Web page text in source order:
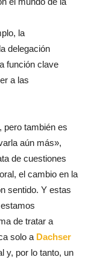
la
delegación
función clave
a las
pero también es
aún más»,
de cuestiones
el cambio en la
sentido. Y estas
de tratar a
solo a Dachser
y, por lo tanto, un